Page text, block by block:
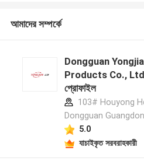
আমাদের সম্পর্কে
Dongguan
Products Co., Ltd
প্রোফাইল
103# Houyong
Dongguan
5.0
যাচাইকৃত সরবরাহকারী